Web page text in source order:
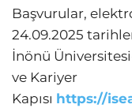
Başvurular,
24.09.2025
İnönü
ve Kariyer
Kapısı https://